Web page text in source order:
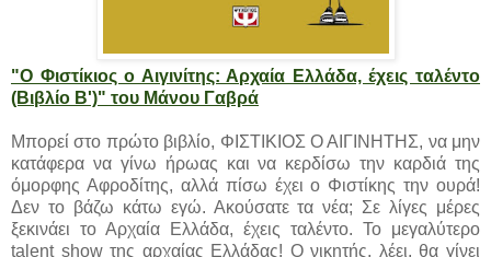
"Ο Φιστίκιος ο Αιγινίτης: Αρχαία Ελλάδα, έχεις ταλέντο
(Βιβλίο Β')" του Μάνου Γαβρά
Μπορεί στο πρώτο βιβλίο, ΦΙΣΤΙΚΙΟΣ Ο ΑΙΓΙΝΗΤΗΣ, να μην
κατάφερα να γίνω ήρωας και να κερδίσω την καρδιά της
όμορφης Αφροδίτης, αλλά πίσω έχει ο Φιστίκης την ουρά!
Δεν το βάζω κάτω εγώ. Ακούσατε τα νέα; Σε λίγες μέρες
ξεκινάει το Αρχαία Ελλάδα, έχεις ταλέντο. Το μεγαλύτερο
talent show της αρχαίας Ελλάδας! Ο νικητής, λέει, θα γίνει